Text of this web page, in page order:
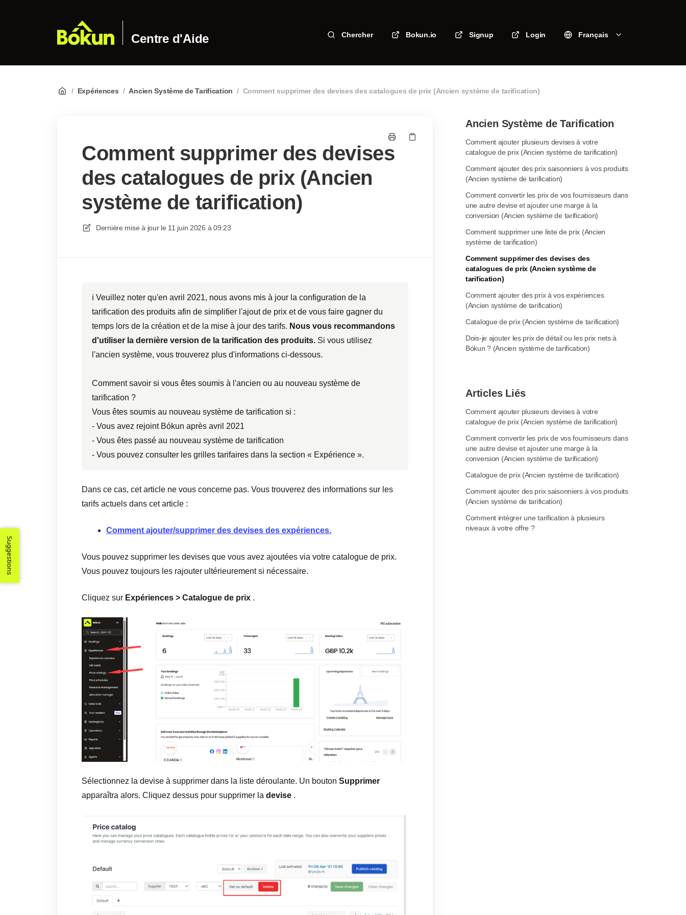
Centre d'Aide Chercher Bokun.io Signup Login Français
/ Expériences / Ancien Système de Tarification / Comment supprimer des devises des catalogues de prix (Ancien système de tarification)
Comment supprimer des devises
des catalogues de prix (Ancien
système de tarification)
Dernière mise à jour le 11 juin 2026 à 09:23
ℹ️ Veuillez noter qu'en avril 2021, nous avons mis à jour la configuration de la
tarification des produits afin de simplifier l'ajout de prix et de vous faire gagner du
temps lors de la création et de la mise à jour des tarifs. Nous vous recommandons
d'utiliser la dernière version de la tarification des produits. Si vous utilisez
l'ancien système, vous trouverez plus d'informations ci-dessous.
Comment savoir si vous êtes soumis à l'ancien ou au nouveau système de
tarification ?
Vous êtes soumis au nouveau système de tarification si :
- Vous avez rejoint Bókun après avril 2021
- Vous êtes passé au nouveau système de tarification
- Vous pouvez consulter les grilles tarifaires dans la section « Expérience ».
Dans ce cas, cet article ne vous concerne pas. Vous trouverez des informations sur les
tarifs actuels dans cet article :
Comment ajouter/supprimer des devises des expériences.
Vous pouvez supprimer les devises que vous avez ajoutées via votre catalogue de prix.
Vous pouvez toujours les rajouter ultérieurement si nécessaire.
Cliquez sur Expériences > Catalogue de prix .
Sélectionnez la devise à supprimer dans la liste déroulante. Un bouton Supprimer
apparaîtra alors. Cliquez dessus pour supprimer la devise .
Ancien Système de Tarification
Comment ajouter plusieurs devises à votre
catalogue de prix (Ancien système de tarification)
Comment ajouter des prix saisonniers à vos produits
(Ancien système de tarification)
Comment convertir les prix de vos fournisseurs dans
une autre devise et ajouter une marge à la
conversion (Ancien système de tarification)
Comment supprimer une liste de prix (Ancien
système de tarification)
Comment supprimer des devises des
catalogues de prix (Ancien système de
tarification)
Comment ajouter des prix à vos expériences
(Ancien système de tarification)
Catalogue de prix (Ancien système de tarification)
Dois-je ajouter les prix de détail ou les prix nets à
Bókun ? (Ancien système de tarification)
Articles Liés
Comment ajouter plusieurs devises à votre
catalogue de prix (Ancien système de tarification)
Comment convertir les prix de vos fournisseurs dans
une autre devise et ajouter une marge à la
conversion (Ancien système de tarification)
Catalogue de prix (Ancien système de tarification)
Comment ajouter des prix saisonniers à vos produits
(Ancien système de tarification)
Comment intégrer une tarification à plusieurs
niveaux à votre offre ?
Suggestions